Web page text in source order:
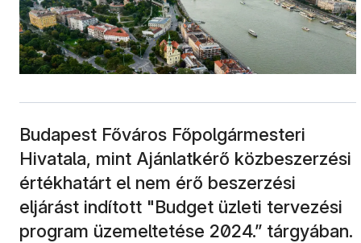
Budapest Főváros Főpolgármesteri
Hivatala, mint Ajánlatkérő közbeszerzési
értékhatárt el nem érő beszerzési
eljárást indított "Budget üzleti tervezési
program üzemeltetése 2024.” tárgyában.